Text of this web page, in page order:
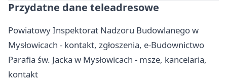
Przydatne dane teleadresowe
Powiatowy Inspektorat Nadzoru Budowlanego w
Mysłowicach - kontakt, zgłoszenia, e-Budownictwo
Parafia św. Jacka w Mysłowicach - msze, kancelaria,
kontakt